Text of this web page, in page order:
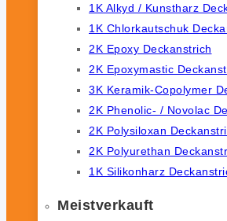
1K Alkyd / Kunstharz
1K Chlorkautschuk
2K Epoxy Deckanstrich
2K Epoxymastic
3K Keramik-Copolymer
2K Phenolic- / Novolac
2K Polysiloxan
2K Polyurethan
1K Silikonharz
Meistverkauft